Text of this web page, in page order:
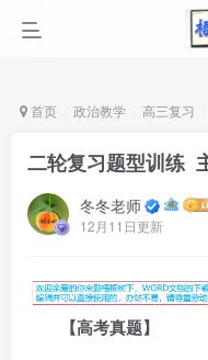
首页 政治教学 高三复习
二轮复习题型训练
冬冬老师
12月11日更新
【高考真题】